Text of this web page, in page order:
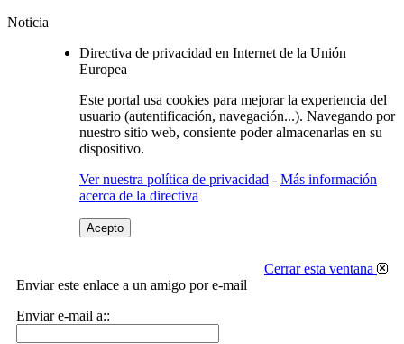
Noticia
Directiva de privacidad en Internet de la Unión
Europea
Este portal usa cookies para mejorar la experiencia del
usuario (autentificación, navegación...). Navegando por
nuestro sitio web, consiente poder almacenarlas en su
dispositivo.
Ver nuestra política de privacidad - Más información
acerca de la directiva
Acepto
Cerrar esta ventana
Enviar este enlace a un amigo por e-mail
Enviar e-mail a::